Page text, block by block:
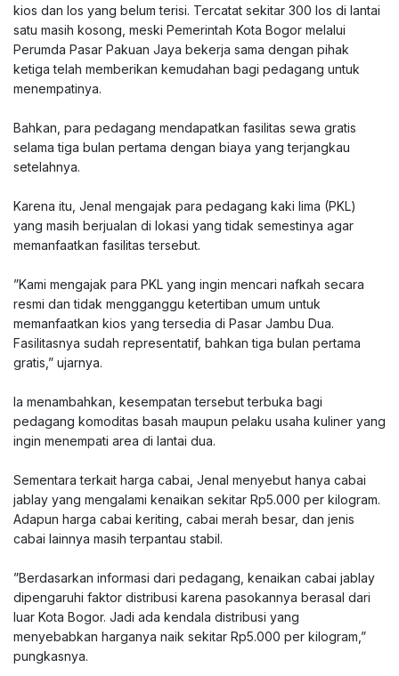
kios dan los yang belum terisi. Tercatat sekitar 300 los di lantai
satu masih kosong, meski Pemerintah Kota Bogor melalui
Perumda Pasar Pakuan Jaya bekerja sama dengan pihak
ketiga telah memberikan kemudahan bagi pedagang untuk
menempatinya.
‎Bahkan, para pedagang mendapatkan fasilitas sewa gratis
selama tiga bulan pertama dengan biaya yang terjangkau
setelahnya.
‎Karena itu, Jenal mengajak para pedagang kaki lima (PKL)
yang masih berjualan di lokasi yang tidak semestinya agar
memanfaatkan fasilitas tersebut.
‎”Kami mengajak para PKL yang ingin mencari nafkah secara
resmi dan tidak mengganggu ketertiban umum untuk
memanfaatkan kios yang tersedia di Pasar Jambu Dua.
Fasilitasnya sudah representatif, bahkan tiga bulan pertama
gratis,” ujarnya.
‎Ia menambahkan, kesempatan tersebut terbuka bagi
pedagang komoditas basah maupun pelaku usaha kuliner yang
ingin menempati area di lantai dua.
‎Sementara terkait harga cabai, Jenal menyebut hanya cabai
jablay yang mengalami kenaikan sekitar Rp5.000 per kilogram.
Adapun harga cabai keriting, cabai merah besar, dan jenis
cabai lainnya masih terpantau stabil.
‎”Berdasarkan informasi dari pedagang, kenaikan cabai jablay
dipengaruhi faktor distribusi karena pasokannya berasal dari
luar Kota Bogor. Jadi ada kendala distribusi yang
menyebabkan harganya naik sekitar Rp5.000 per kilogram,”
pungkasnya.